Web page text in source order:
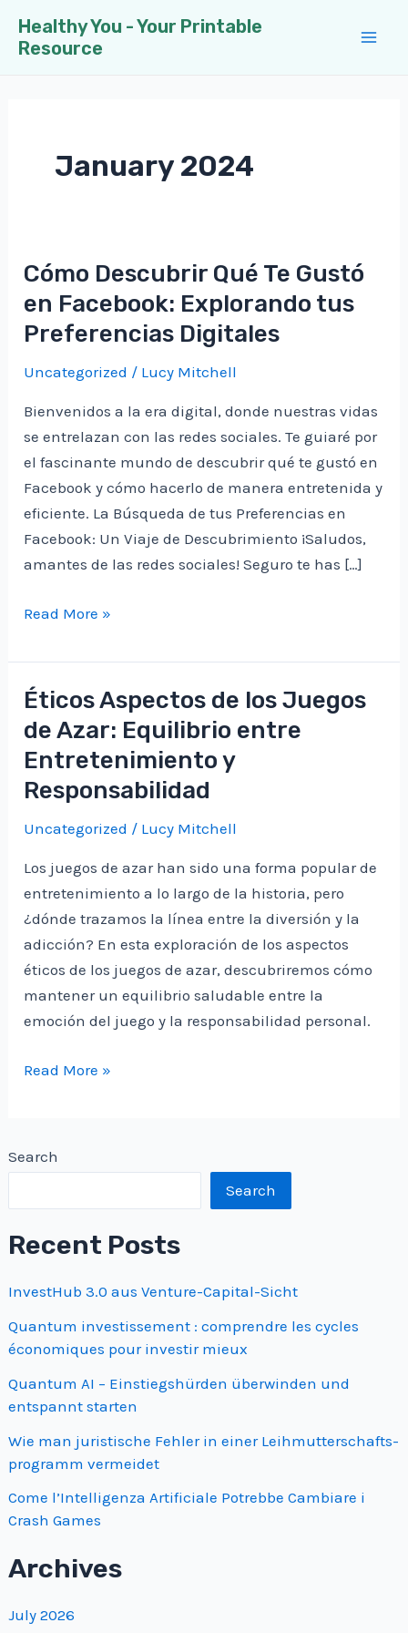
Healthy You - Your Printable
Resource
Search
Search
Recent Posts
InvestHub 3.0 aus Venture-Capital-Sicht
Quantum investissement : comprendre les cycles
économiques pour investir mieux
Quantum AI – Einstiegshürden überwinden und
entspannt starten
Wie man juristische Fehler in einer Leihmutterschafts­
programm vermeidet
Come l’Intelligenza Artificiale Potrebbe Cambiare i
Crash Games
Archives
July 2026
January 2024
Cómo Descubrir Qué Te Gustó
en Facebook: Explorando tus
Preferencias Digitales
Uncategorized / Lucy Mitchell
Bienvenidos a la era digital, donde nuestras vidas
se entrelazan con las redes sociales. Te guiaré por
el fascinante mundo de descubrir qué te gustó en
Facebook y cómo hacerlo de manera entretenida y
eficiente. La Búsqueda de tus Preferencias en
Facebook: Un Viaje de Descubrimiento ¡Saludos,
amantes de las redes sociales! Seguro te has […]
Cómo
Qué
Te
Gustó
en
Facebook:
Explorando
Preferencias
Digitales
Read More »
Éticos Aspectos de los Juegos
de Azar: Equilibrio entre
Entretenimiento y
Responsabilidad
Uncategorized / Lucy Mitchell
Los juegos de azar han sido una forma popular de
entretenimiento a lo largo de la historia, pero
¿dónde trazamos la línea entre la diversión y la
adicción? En esta exploración de los aspectos
éticos de los juegos de azar, descubriremos cómo
mantener un equilibrio saludable entre la
emoción del juego y la responsabilidad personal.
Éticos
Juegos
Equilibrio
Entretenimiento
y
Responsabilidad
Read More »